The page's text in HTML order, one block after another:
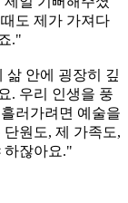
도 제가 가져다
."
삶 안에 굉장히 깊
. 우리 인생을 풍
러가려면 예술을
원도, 제 가족도,
하잖아요."